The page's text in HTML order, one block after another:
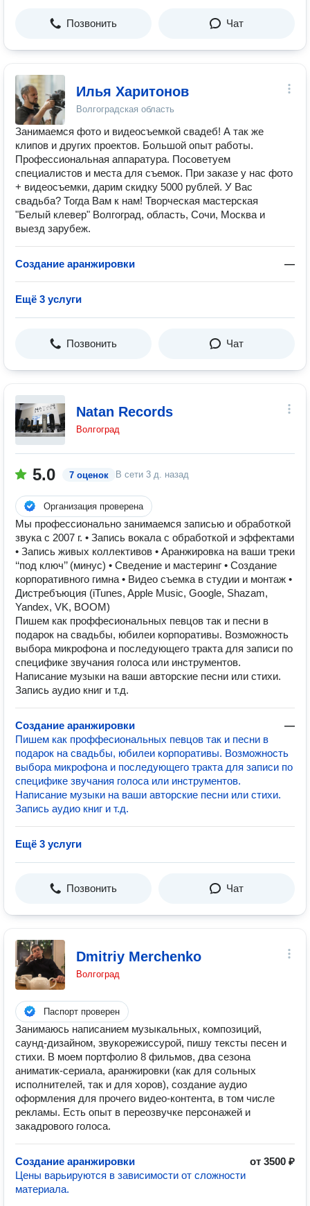
Позвонить Чат
Илья Харитонов
Волгоградская область
Занимаемся фото и видеосъемкой свадеб! А так же
клипов и других проектов. Большой опыт работы.
Профессиональная аппаратура. Посоветуем
специалистов и места для съемок. При заказе у нас фото
+ видеосъемки, дарим скидку 5000 рублей. У Вас
свадьба? Тогда Вам к нам! Творческая мастерская
"Белый клевер" Волгоград, область, Сочи, Москва и
выезд зарубеж.
Создание аранжировки —
Ещё 3 услуги
Позвонить Чат
Natan Records
Волгоград
5.0 7 оценок В сети 3 д. назад
Организация проверена
Мы профессионально занимаемся записью и обработкой
звука с 2007 г. • Запись вокала с обработкой и эффектами
• Запись живых коллективов • Аранжировка на ваши треки
‘‘под ключ’’ (минус) • Сведение и мастеринг • Создание
корпоративного гимна • Видео съемка в студии и монтаж •
Дистребъюция (iTunes, Apple Music, Google, Shazam,
Yandex, VK, BOOM)
Пишем как проффесиональных певцов так и песни в
подарок на свадьбы, юбилеи корпоративы. Возможность
выбора микрофона и последующего тракта для записи по
специфике звучания голоса или инструментов.
Написание музыки на ваши авторские песни или стихи.
Запись аудио книг и т.д.
Создание аранжировки
—
Пишем как проффесиональных певцов так и песни в
подарок на свадьбы, юбилеи корпоративы. Возможность
выбора микрофона и последующего тракта для записи по
специфике звучания голоса или инструментов.
Написание музыки на ваши авторские песни или стихи.
Запись аудио книг и т.д.
Ещё 3 услуги
Позвонить Чат
Dmitriy Merchenko
Волгоград
Паспорт проверен
Занимаюсь написанием музыкальных, композиций,
саунд-дизайном, звукорежиссурой, пишу тексты песен и
стихи. В моем портфолио 8 фильмов, два сезона
аниматик-сериала, аранжировки (как для сольных
исполнителей, так и для хоров), создание аудио
оформления для прочего видео-контента, в том числе
рекламы. Есть опыт в переозвучке персонажей и
закадрового голоса.
Создание аранжировки
от 3500 ₽
Цены варьируются в зависимости от сложности
материала.